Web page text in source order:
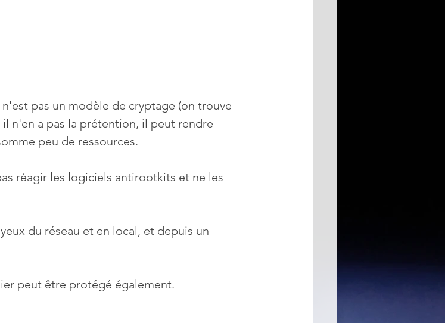
pas un modèle de cryptage (on trouve
n'en a pas la prétention, il peut rendre
peu de ressources.
réagir les logiciels antirootkits et ne les
du réseau et en local, et depuis un
peut être protégé également.